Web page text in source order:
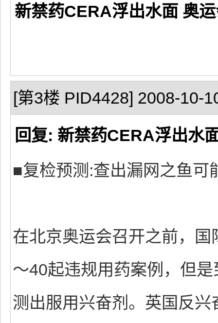
新禁药CERA浮出水面 奥
[第3楼 PID4428] 2008-10-
回复: 新禁药CERA浮出水
■复检预测:查出漏网之鱼可
在北京奥运会召开之前，
～40起违规用药案例，但
测出服用兴奋剂。英国反